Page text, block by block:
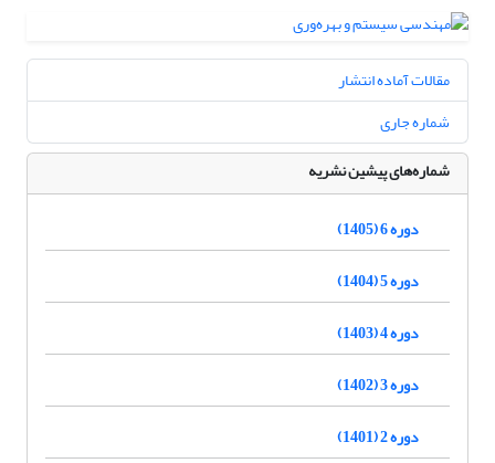
مقالات آماده انتشار
شماره جاری
شماره‌های پیشین نشریه
دوره 6 (1405)
دوره 5 (1404)
دوره 4 (1403)
دوره 3 (1402)
دوره 2 (1401)